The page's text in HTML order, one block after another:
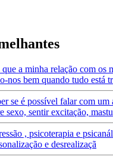
a minha relação com os
nos bem quando tudo está tr
se é possível falar com um
sexo, sentir excitação, mastu
, psicoterapia e
e desrealizaçã